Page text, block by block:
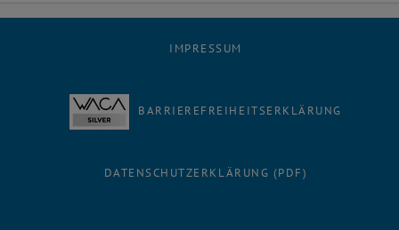
IMPRESSUM
BARRIEREFREIHEITSERKLÄRUNG
DATENSCHUTZERKLÄRUNG (PDF)